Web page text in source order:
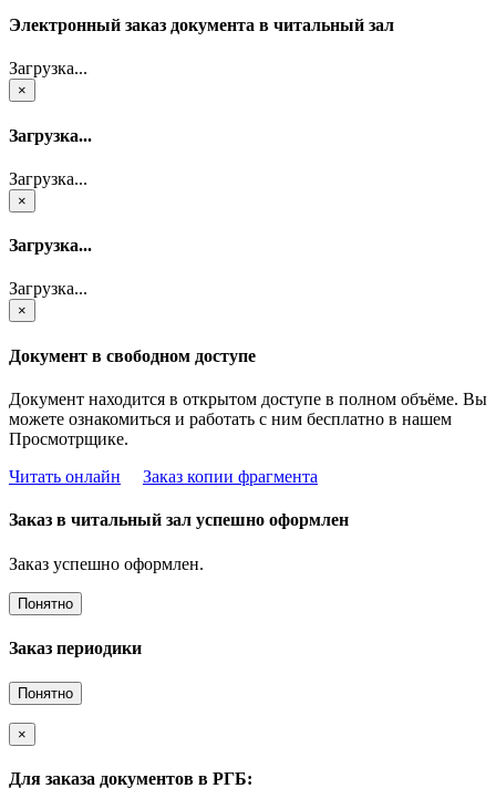
Электронный заказ документа в читальный зал
Загрузка...
×
Загрузка...
Загрузка...
×
Загрузка...
Загрузка...
×
Документ в свободном доступе
Документ находится в открытом доступе в полном объёме. Вы
можете ознакомиться и работать с ним бесплатно в нашем
Просмотрщике.
Читать онлайн
Заказ копии фрагмента
Заказ в читальный зал успешно оформлен
Заказ успешно оформлен.
Понятно
Заказ периодики
Понятно
×
Для заказа документов в РГБ: